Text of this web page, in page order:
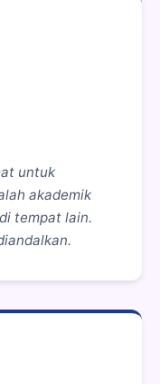
untuk
akademik
tempat lain.